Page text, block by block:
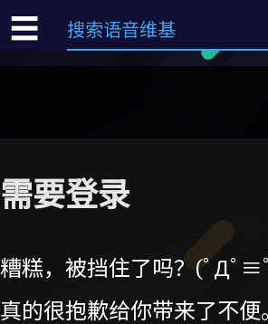
☰
需要登录
糟糕，被挡住了吗？(ﾟДﾟ≡
真的很抱歉给你带来了不